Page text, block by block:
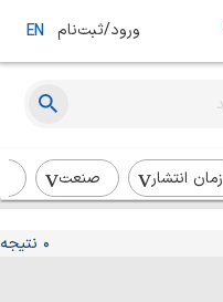
ورود/ثبت‌نام EN
زمان انتشار صنعت
0 نتیجه